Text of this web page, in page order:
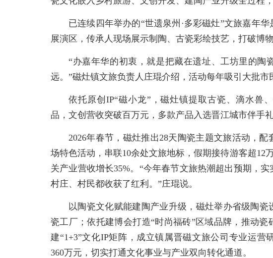
已连续四年举办的“世遗泉州·多彩磁灶”文旅嘉年
展演区，传承人现场展示制陶、古瓷彩绘技艺，打破博
“办嘉年华的初衷，就是把藏在遗址、工坊里的陶
远。”磁灶镇文旅负责人庄琨介绍，活动每年吸引大批市
依托原创IP“磁小龙”，磁灶镇提取古瓷、滴水兽
品，文创营收突破百万元，多款产品入选晋江城市伴手礼
2026年春节，磁灶推出28天陶瓷主题文旅活动，
场特色活动，串联10余处文旅地标，假期接待游客超12
关产业营收增长35%。“今年春节文旅热潮超出预期，
村庄、村民都收获了红利。”庄琨说。
以陶瓷文化赋能建陶产业升级，磁灶举办省级陶
瓷工厂；依托建博会打造“时尚福砖”区域品牌，推动
建“1+3”文化IP矩阵，成立镇属晋磁文旅公司专业运营
360万元，切实打通文化事业与产业双向转化通道。